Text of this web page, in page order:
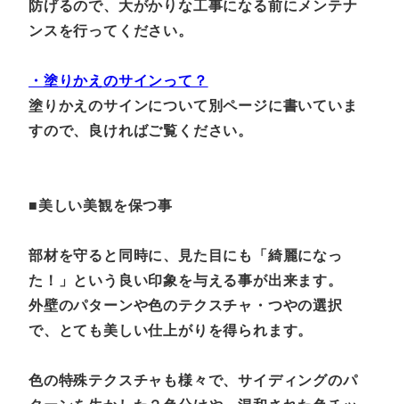
防げるので、大がかりな工事になる前にメンテナ
ンスを行ってください。
・塗りかえのサインって？
塗りかえのサインについて別ページに書いていま
すので、良ければご覧ください。
■美しい美観を保つ事
部材を守ると同時に、見た目にも「綺麗になっ
た！」という良い印象を与える事が出来ます。
外壁のパターンや色のテクスチャ・つやの選択
で、とても美しい仕上がりを得られます。
色の特殊テクスチャも様々で、サイディングのパ